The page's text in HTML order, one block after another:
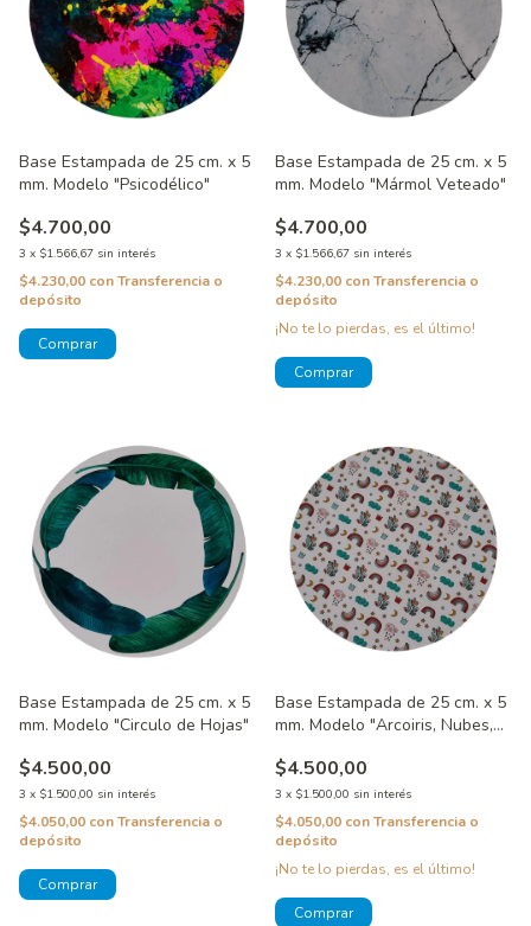
Base Estampada de 25 cm. x 5
mm. Modelo "Psicodélico"
$4.700,00
3 x $1.566,67 sin interés
$4.230,00 conTransferencia o
depósito
Base Estampada de 25 cm. x 5
mm. Modelo "Mármol Veteado"
$4.700,00
3 x $1.566,67 sin interés
$4.230,00 conTransferencia o
depósito
¡No te lo pierdas, es el último!
Base Estampada de 25 cm. x 5
mm. Modelo "Circulo de Hojas"
$4.500,00
3 x $1.500,00 sin interés
$4.050,00 conTransferencia o
depósito
Base Estampada de 25 cm. x 5
mm. Modelo "Arcoiris, Nubes,
$4.500,00
3 x $1.500,00 sin interés
$4.050,00 conTransferencia o
depósito
¡No te lo pierdas, es el último!